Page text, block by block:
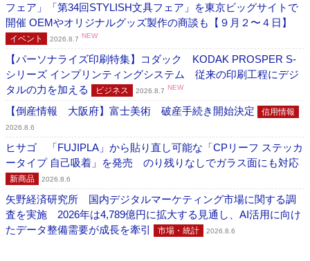
フェア」「第34回STYLISH文具フェア」を東京ビッグサイトで
開催 OEMやオリジナルグッズ製作の商談も【９月２〜４日】
イベント 2026.8.7 NEW
【パーソナライズ印刷特集】コダック KODAK PROSPER S-
シリーズ インプリンティングシステム 従来の印刷工程にデジ
タルの力を加える
ビジネス 2026.8.7 NEW
【倒産情報 大阪府】富士美術 破産手続き開始決定 信用情報
2026.8.6
ヒサゴ 「FUJIPLA」から貼り直し可能な「CPリーフ ステッカ
ータイプ 自己吸着」を発売 のり残りなしでガラス面にも対応
新商品 2026.8.6
矢野経済研究所 国内デジタルマーケティング市場に関する調
査を実施 2026年は4,789億円に拡大する見通し、AI活用に向け
たデータ整備需要が成長を牽引
市場・統計 2026.8.6